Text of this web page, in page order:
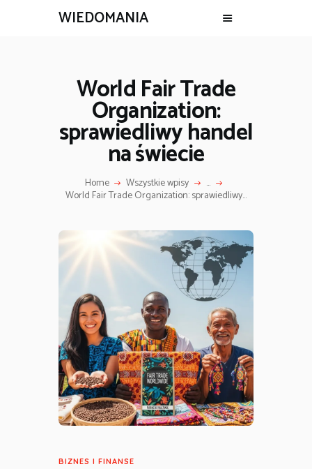
WIEDOMANIA
World Fair Trade
Organization:
sprawiedliwy handel
na świecie
Home Wszystkie wpisy ...
World Fair Trade Organization: sprawiedliwy...
BIZNES I FINANSE